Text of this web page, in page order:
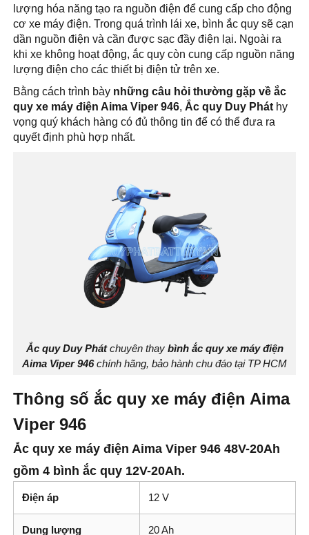
lượng hóa năng tạo ra nguồn điện để cung cấp cho động
cơ xe máy điện. Trong quá trình lái xe, bình ắc quy sẽ cạn
dần nguồn điện và cần được sạc đầy điện lại. Ngoài ra
khi xe không hoạt động, ắc quy còn cung cấp nguồn năng
lượng điện cho các thiết bị điện tử trên xe.
Bằng cách trình bày những câu hỏi thường gặp về ắc
quy xe máy điện Aima Viper 946, Ắc quy Duy Phát hy
vọng quý khách hàng có đủ thông tin để có thể đưa ra
quyết định phù hợp nhất.
Ắc quy Duy Phátchuyên thay bình ắc quy xe máy điện
Aima Viper 946chính hãng, bảo hành chu đáo tại TP HCM
Thông số ắc quy xe máy điện Aima
Viper 946
Ắc quy xe máy điện Aima Viper 946 48V-20Ah
gồm 4 bình ắc quy 12V-20Ah.
Điện áp 12 V
Dung lượng 20 Ah